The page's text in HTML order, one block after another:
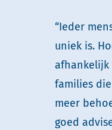
“Ieder
uniek is.
afhankelijk
families
meer
goed